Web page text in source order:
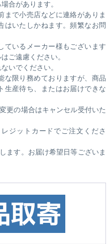
合があります。
まで小売店などに連絡がありま
はいたしかねます。頻繁なお問
ているメーカー様もございます
ご遠慮ください。
いでください。
な限り務めておりますが、商品
生産待ち、またはお届けできな
更の場合はキャンセル受付いた
ジットカードでご注文くださ
ます。お届け希望日等ございま